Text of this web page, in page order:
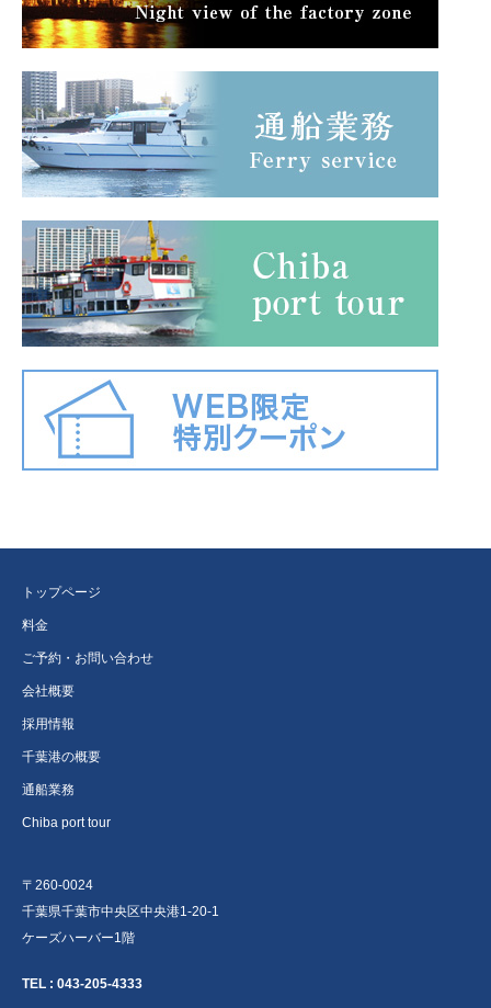
トップページ
料金
ご予約・お問い合わせ
会社概要
採用情報
千葉港の概要
通船業務
Chiba port tour
〒260-0024
千葉県千葉市中央区中央港1-20-1
ケーズハーバー1階
TEL : 043-205-4333